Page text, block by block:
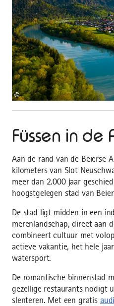
©
Füssen in de
Aan de rand van de Beierse
kilometers van Slot
meer dan 2.000 jaar
hoogstgelegen stad van
De stad ligt midden in een
merenlandschap, direct aan
combineert cultuur met
actieve vakantie, het hele
watersport.
De romantische binnenstad
gezellige restaurants nodigt
slenteren. Met een gratis